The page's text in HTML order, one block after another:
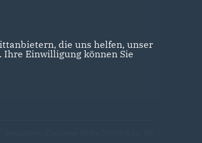
die uns helfen, unser
Einwilligung können Sie